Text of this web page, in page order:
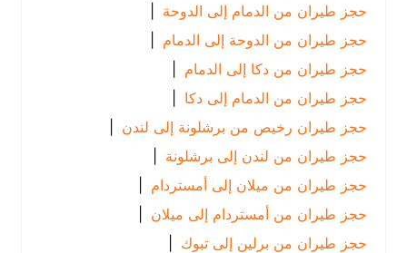
حجز طيران من الدمام إلى الدوحة |
حجز طيران من الدوحة إلى الدمام
|
حجز طيران من دكا إلى الدمام
|
حجز طيران من الدمام إلى دكا |
حجز طيران رخيص من برشلونة إلى لندن
|
حجز طيران من لندن إلى برشلونة
|
حجز طيران من ميلان إلى أمستردام |
حجز طيران من أمستردام إلى ميلان |
حجز طيران من برلين إلى تبوك
|